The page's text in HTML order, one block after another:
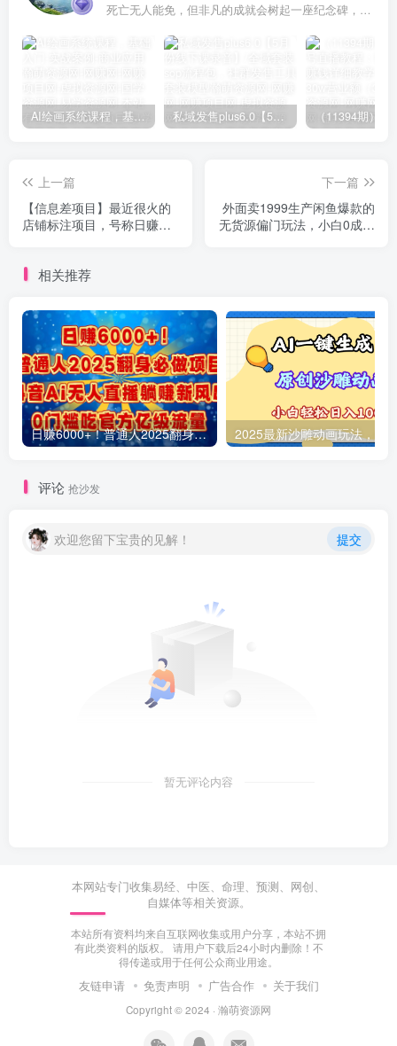
死亡无人能免，但非凡的成就会树起一座纪念碑，它将一直立到太阳冷却之时
私域发售plus6.0【5月份线下课录音】/全域套装sop流程包，社群发售工具套装模型
上一篇
【信息差项目】最近很火的
店铺标注项目，号称日赚
下一篇
外面卖1999生产闲鱼爆款的
无货源偏门玩法，小白0成本
相关推荐
日赚6000+！普通人2025翻身必做项目，抖音Ai无人直播躺赚新风口，0门槛吃官方亿级流量
评论 抢沙发
欢迎您留下宝贵的见解！ 提交
暂无评论内容
本网站专门收集易经、中医、命理、预测、网创、
自媒体等相关资源。
本站所有资料均来自互联网收集或用户分享，本站不拥
有此类资料的版权。 请用户下载后24小时内删除！不
得传递或用于任何公众商业用途。
友链申请 免责声明 广告合作 关于我们
Copyright © 2024 · 瀚萌资源网